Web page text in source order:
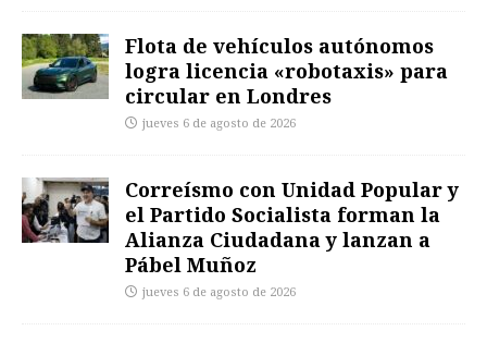
Flota de vehículos autónomos
logra licencia «robotaxis» para
circular en Londres
jueves 6 de agosto de 2026
Correísmo con Unidad Popular y
el Partido Socialista forman la
Alianza Ciudadana y lanzan a
Pábel Muñoz
jueves 6 de agosto de 2026